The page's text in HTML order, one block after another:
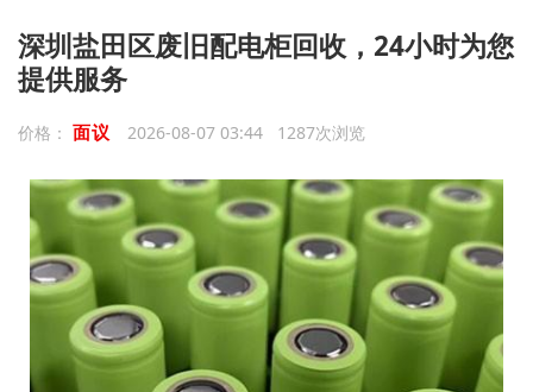
深圳盐田区废旧配电柜回收，24小时为您
提供服务
价格： 面议 2026-08-07 03:44 1287次浏览